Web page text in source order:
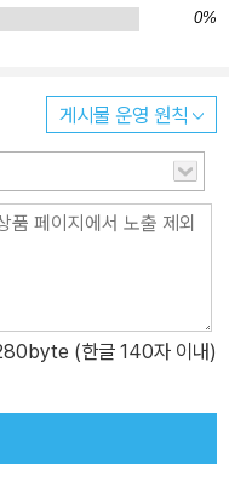
는지 모를 만큼 은퇴 이후
강을 자신의 건강보다 더
않았던 작가의 할아버지
려준다. 또한 우리 모두가
쁨이 존재한다는 것, 소중
여준다. 모름과 모를 수 없
은, 그들과의 우정에 기대
드러난다. “내 곁에
이 저마다 다른 모습으로
0%
게시물 운영 원칙
(한글 140자 이내)